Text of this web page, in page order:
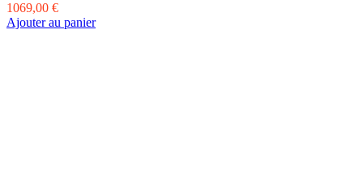
1069,00 €
Ajouter au panier